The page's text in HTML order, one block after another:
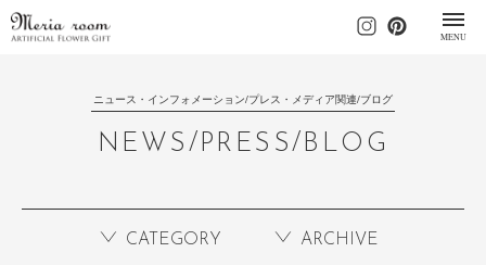
MENU
ニュース・インフォメーション/プレス・メディア関連/ブログ
NEWS/PRESS/BLOG
CATEGORY ARCHIVE